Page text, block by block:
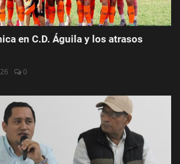
en C.D. Águila y los atrasos
0